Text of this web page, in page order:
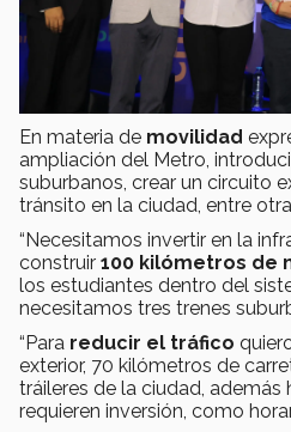
En materia de movilidad
ampliación del Metro,
suburbanos, crear un circuito
tránsito en la ciudad, entre
“Necesitamos invertir en la
construir 100 kilómetros de
los estudiantes dentro del
necesitamos tres trenes
“Para reducir el tráfico
exterior, 70 kilómetros de
tráileres de la ciudad, además
requieren inversión, como